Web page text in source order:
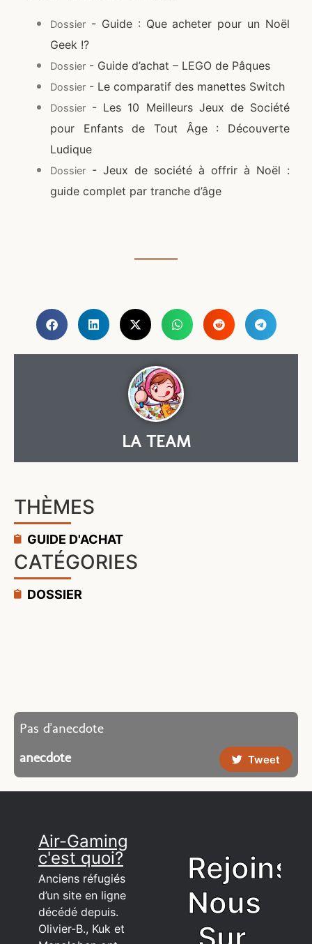
Dossier - Guide : Que acheter pour un Noël
Geek !?
Dossier - Guide d’achat – LEGO de Pâques
Dossier - Le comparatif des manettes Switch
Dossier - Les 10 Meilleurs Jeux de Société
pour Enfants de Tout Âge : Découverte
Ludique
Dossier - Jeux de société à offrir à Noël :
guide complet par tranche d’âge
LA TEAM
THÈMES
GUIDE D'ACHAT
CATÉGORIES
DOSSIER
Pas d'anecdote
anecdote
Tweet
Air-Gaming
c'est quoi?
Anciens réfugiés
d’un site en ligne
décédé depuis.
Olivier-B., Kuk et
Rejoins
Nous